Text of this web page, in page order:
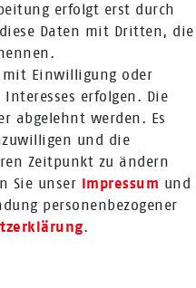
erfolgt erst durch
Daten mit Dritten, die
mit Einwilligung oder
erfolgen. Die
abgelehnt werden. Es
und die
Zeitpunkt zu ändern
Sie unser Impressum und
personenbezogener
.